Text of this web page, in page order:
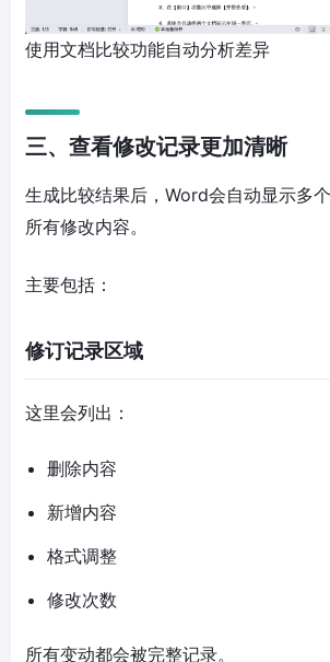
使用文档比较功能自动分析差异
三、查看修改记录更加清晰
生成比较结果后，Word会自动显示多
所有修改内容。
主要包括：
修订记录区域
这里会列出：
删除内容
新增内容
格式调整
修改次数
所有变动都会被完整记录。